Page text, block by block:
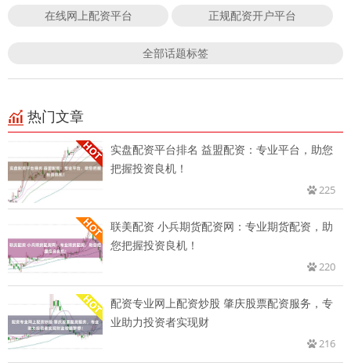
在线网上配资平台 正规配资开户平台
全部话题标签
热门文章
实盘配资平台排名 益盟配资：专业平台，助您
把握投资良机！
225
联美配资 小兵期货配资网：专业期货配资，助
您把握投资良机！
220
配资专业网上配资炒股 肇庆股票配资服务，专
业助力投资者实现财
216